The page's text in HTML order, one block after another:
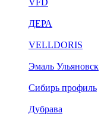
VFD
ДЕРА
VELLDORIS
Эмаль Ульяновск
Сибирь профиль
Дубрава